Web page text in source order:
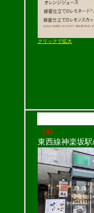
クリックで拡大
（4）
東西線神楽坂駅